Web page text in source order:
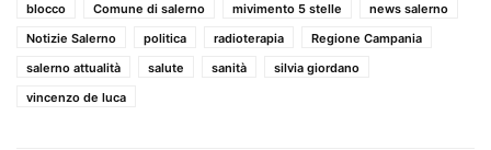
blocco Comune di salerno mivimento 5 stelle
news salerno
Notizie Salerno
politica radioterapia
Regione Campania
salerno attualità
salute sanità
silvia giordano
vincenzo de luca